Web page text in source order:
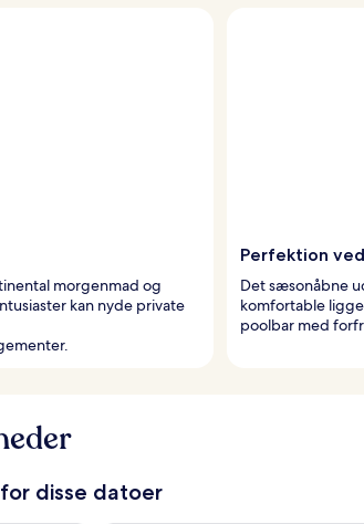
morgenmad og
kan nyde private
Perfektion
Det sæsonåbne
komfortable
poolbar med
disse datoer